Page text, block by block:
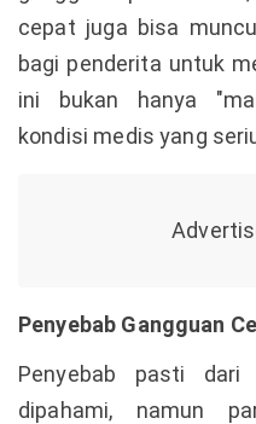
cepat juga bisa
bagi penderita untuk
ini bukan hanya
kondisi medis yang
Penyebab Gangguan
Penyebab pasti dari
dipahami, namun